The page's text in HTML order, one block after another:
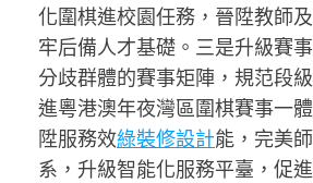
化圍棋進校園任務，晉陞教師
牢后備人才基礎。三是升級賽
分歧群體的賽事矩陣，規范段
進粵港澳年夜灣區圍棋賽事一
陞服務效綠裝修設計能，完美
系，升級智能化服務平臺，促